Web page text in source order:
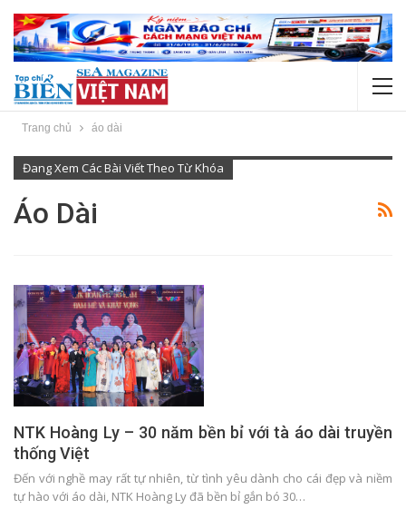
Trang chủ áo dài
Đang Xem Các Bài Viết Theo Từ Khóa
Áo Dài
NTK Hoàng Ly – 30 năm bền bỉ với tà áo dài truyền
thống Việt
Đến với nghề may rất tự nhiên, từ tình yêu dành cho cái đẹp và niềm
tự hào với áo dài, NTK Hoàng Ly đã bền bỉ gắn bó 30…